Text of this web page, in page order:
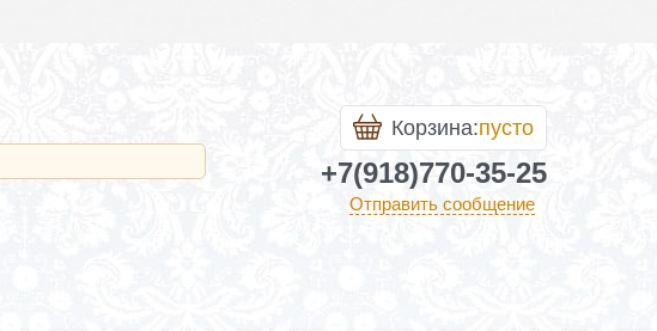
Корзина:пусто
+7(918)770-35-25
Отправить сообщение